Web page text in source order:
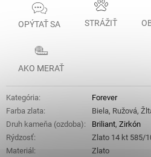
OPÝTAŤ SA STRÁŽIŤ
AKO MERAŤ
Kategória:
Forever
Farba zlata:
Biela, Ružová,
Druh kameňa (ozdoba): Briliant, Zirkón
Rýdzosť:
Zlato 14 kt 585/
Materiál : Zlato